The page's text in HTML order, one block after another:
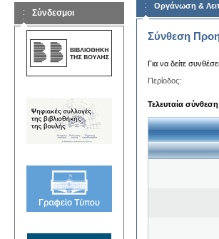
Σύνδεσμοι
Οργάνωση &
Σύνθεση
Για να δείτε
Περίοδος:
Τελευταία